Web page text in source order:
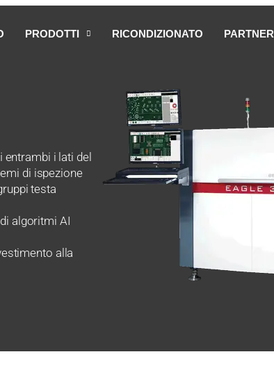
PRODOTTI RICONDIZIONATO PARTNER
entrambi i lati del
di ispezione
testa
algoritmi AI
alla